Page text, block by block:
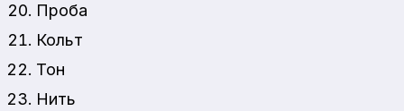
Проба
Кольт
Тон
Нить